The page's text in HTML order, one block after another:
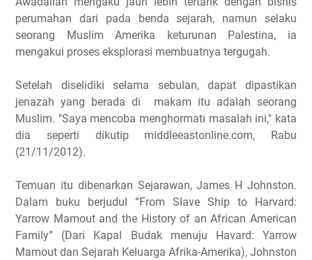
perumahan dari pada benda sejarah, namun selaku
seorang Muslim Amerika keturunan Palestina, ia
mengakui proses eksplorasi membuatnya tergugah.
Setelah diselidiki selama sebulan, dapat dipastikan
jenazah yang berada di makam itu adalah seorang
Muslim. "Saya mencoba menghormati masalah ini," kata
dia seperti dikutip middleeastonline.com, Rabu
(21/11/2012).
Temuan itu dibenarkan Sejarawan, James H Johnston.
Dalam buku berjudul “From Slave Ship to Harvard:
Yarrow Mamout and the History of an African American
Family” (Dari Kapal Budak menuju Havard: Yarrow
Mamout dan Sejarah Keluarga Afrika-Amerika), Johnston